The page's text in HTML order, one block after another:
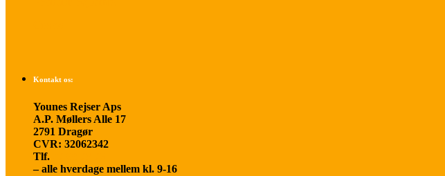
Kontakt os:
Younes Rejser Aps
A.P. Møllers Alle 17
2791 Dragør
CVR: 32062342
Tlf.
– alle hverdage mellem kl. 9-16